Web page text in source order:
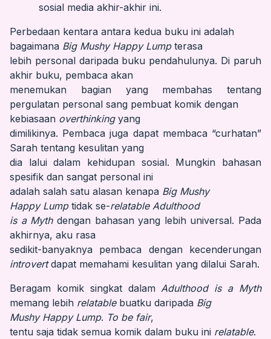
sosial media akhir-akhir ini.
Perbedaan kentara antara kedua buku ini adalah
bagaimana Big Mushy Happy Lump terasa
lebih personal daripada buku pendahulunya. Di paruh
akhir buku, pembaca akan
menemukan bagian yang membahas tentang
pergulatan personal sang pembuat komik dengan
kebiasaan overthinkingyang
dimilikinya. Pembaca juga dapat membaca “curhatan”
Sarah tentang kesulitan yang
dia lalui dalam kehidupan sosial. Mungkin bahasan
spesifik dan sangat personal ini
adalah salah satu alasan kenapa Big Mushy
Happy Lump tidak se-relatable Adulthood
is a Myth dengan bahasan yang lebih universal. Pada
akhirnya, aku rasa
sedikit-banyaknya pembaca dengan kecenderungan
introvertdapat memahami kesulitan yang dilalui Sarah.
Beragam komik singkat dalam Adulthood is a Myth
memang lebih relatable buatku daripada Big
Mushy Happy Lump. To be fair,
tentu saja tidak semua komik dalam buku ini relatable.